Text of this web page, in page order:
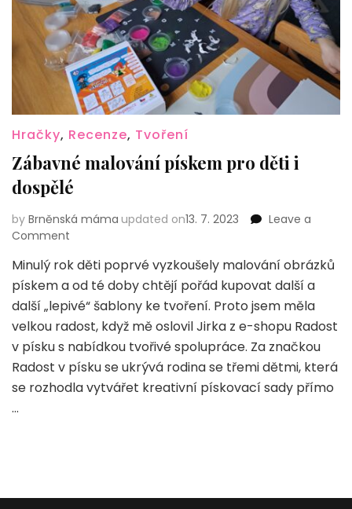
Hračky, Recenze, Tvoření
Zábavné malování pískem pro děti i
dospělé
by Brněnská máma updated on13. 7. 2023
Leave a
Comment
malování
pískem
pro
i
dospělé
Minulý rok děti poprvé vyzkoušely malování obrázků
pískem a od té doby chtějí pořád kupovat další a
další „lepivé“ šablony ke tvoření. Proto jsem měla
velkou radost, když mě oslovil Jirka z e-shopu Radost
v písku s nabídkou tvořivé spolupráce. Za značkou
Radost v písku se ukrývá rodina se třemi dětmi, která
se rozhodla vytvářet kreativní pískovací sady přímo
…